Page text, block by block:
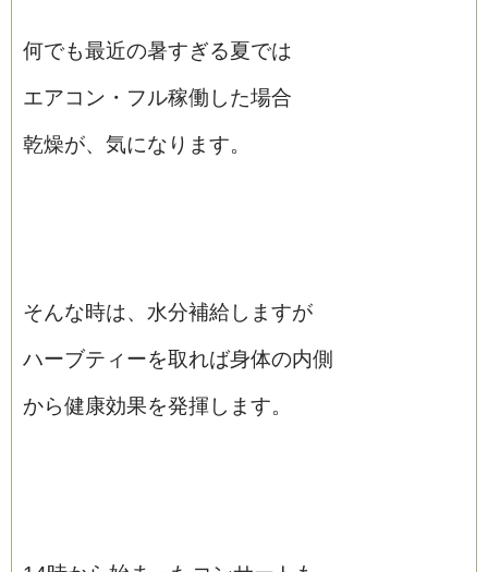
何でも最近の暑すぎる夏では
エアコン・フル稼働した場合
乾燥が、気になります。
そんな時は、水分補給しますが
ハーブティーを取れば身体の内側
から健康効果を発揮します。